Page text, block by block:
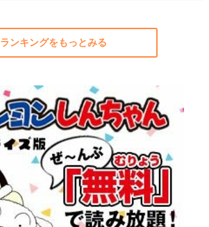
ランキングをもっとみる